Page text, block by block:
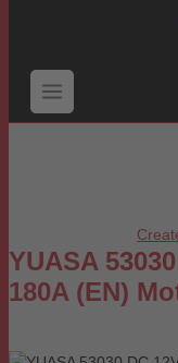
Average rating of 0 out
YUASA
180A (EN)